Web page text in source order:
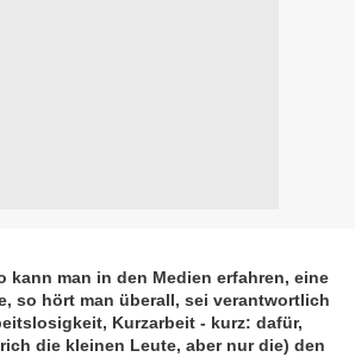
kann man in den Medien erfahren, eine
so hört man überall, sei verantwortlich
Kurzarbeit - kurz: dafür,
die kleinen Leute, aber nur die) den